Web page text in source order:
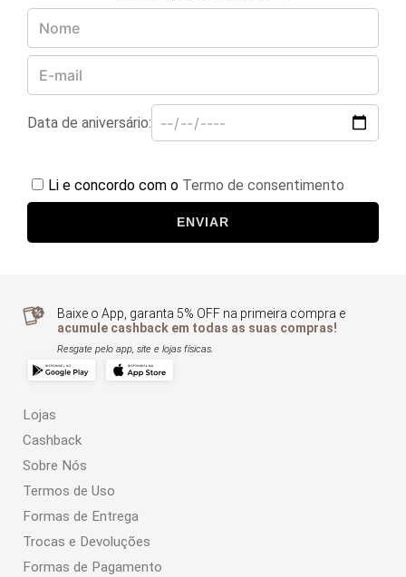
Data de aniversário:
Li e concordo com o Termo de consentimento
ENVIAR
Baixe o App, garanta 5% OFF na primeira compra e
acumule cashback em todas as suas compras!
Resgate pelo app, site e lojas físicas.
Lojas
Cashback
Sobre Nós
Termos de Uso
Formas de Entrega
Trocas e Devoluções
Formas de Pagamento